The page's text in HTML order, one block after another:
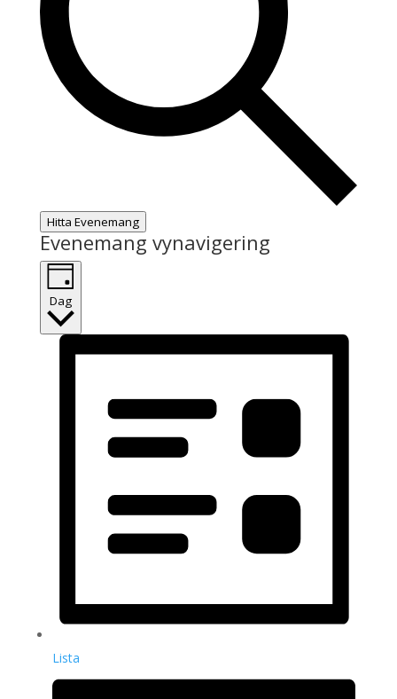
Hitta Evenemang
Evenemang vynavigering
Dag
Lista